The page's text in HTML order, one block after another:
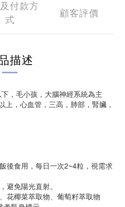
付款方
式
顧客評價
描述
，毛小孩，大腦神經系統為主
，心血管，三高，肺部，腎臟，
後食用，每日一次2~4粒，視需求
避免陽光直射。
花椰菜萃取物、葡萄籽萃取物